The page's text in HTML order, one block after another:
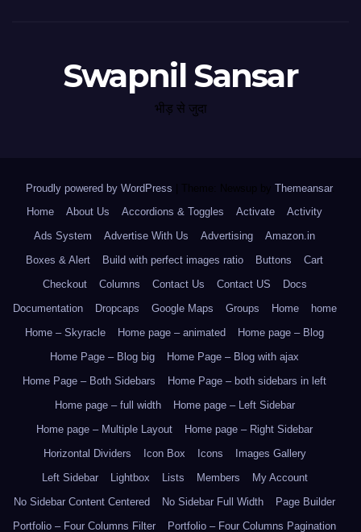
Swapnil Sansar
भीड़ से जुदा
Proudly powered by WordPress Theme: Newsup by Themeansar.
Home
About Us Accordions & Toggles Activate
Activity
Ads System
Advertise With Us Advertising
Amazon.in
Boxes & Alert
Build with perfect images ratio Buttons
Cart
Checkout
Columns Contact Us Contact US
Docs
Documentation
Dropcaps Google Maps Groups Home
home
Home – Skyracle
Home page – animated
Home page – Blog
Home Page – Blog big
Home Page – Blog with ajax
Home Page – Both Sidebars
Home Page – both sidebars in left
Home page – full width
Home page – Left Sidebar
Home page – Multiple Layout
Home page – Right Sidebar
Horizontal Dividers
Icon Box Icons
Images Gallery
Left Sidebar
Lightbox Lists Members
My Account
No Sidebar Content Centered
No Sidebar Full Width
Page Builder
Portfolio – Four Columns Filter
Portfolio – Four Columns Pagination